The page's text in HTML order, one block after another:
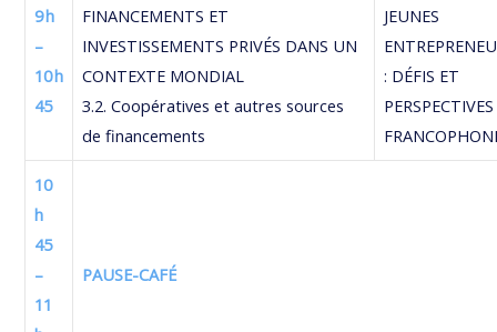
9 h
–
10 h
45
FINANCEMENTS ET
INVESTISSEMENTS PRIVÉS DANS UN
CONTEXTE MONDIAL
3.2. Coopératives et autres sources
de financements
JEUNES
: DÉFIS ET
PERSPECTIVES
10
h
45
–
11
PAUSE-CAFÉ